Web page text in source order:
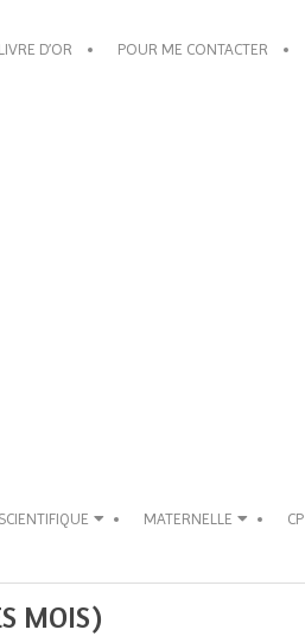
LIVRE D’OR POUR ME CONTACTER
MATERNELLE CP
MOIS)